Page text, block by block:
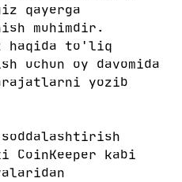
qayerga
muhimdir.
haqida to'liq
uchun oy davomida
yozib
CoinKeeper kabi